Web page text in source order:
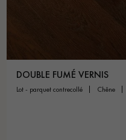
DOUBLE FUMÉ VERNIS
lot - parquet contrecollé chêne